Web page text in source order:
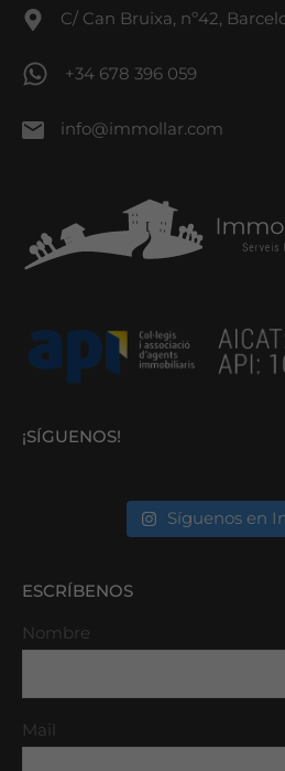
C/ Can Bruixa, nº42,
+34 678 396 059
info@immollar.com
¡SÍGUENOS!
Síguenos en
ESCRÍBENOS
Nombre
Mail